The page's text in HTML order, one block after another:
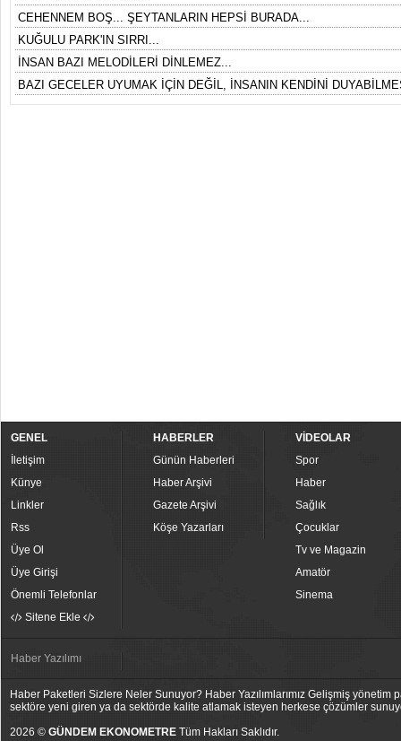
CEHENNEM BOŞ... ŞEYTANLARIN HEPSİ BURADA...
KUĞULU PARK'IN SIRRI...
İNSAN BAZI MELODİLERİ DİNLEMEZ...
BAZI GECELER UYUMAK İÇİN DEĞİL, İNSANIN KENDİNİ
GENEL
İletişim
Künye
Linkler
Rss
Üye Ol
Üye Girişi
Önemli Telefonlar
Sitene Ekle
HABERLER
Günün Haberleri
Haber Arşivi
Gazete Arşivi
Köşe Yazarları
VİDEOLAR
Spor
Haber
Sağlık
Çocuklar
Tv ve Magazin
Amatör
Sinema
Haber Yazılımı
Haber Paketleri Sizlere Neler Sunuyor? Haber Yazılımlarımız Gelişmiş
sektöre yeni giren ya da sektörde kalite atlamak isteyen herkese çözümler
2026 © GÜNDEM EKONOMETRE Tüm Hakları Saklıdır.